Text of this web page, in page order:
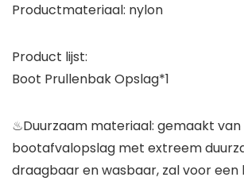
Productmateriaal: nylon
Product lijst:
Boot Prullenbak Opslag*1
♨Duurzaam materiaal: gemaakt van
bootafvalopslag met extreem
draagbaar en wasbaar, zal voor een